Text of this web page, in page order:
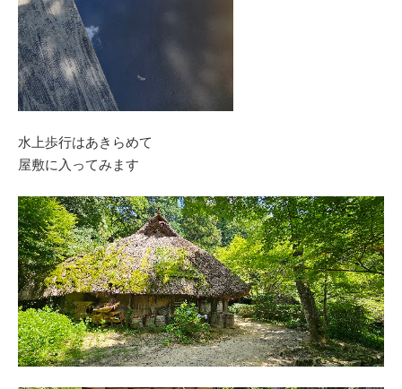
水上歩行はあきらめて
屋敷に入ってみます